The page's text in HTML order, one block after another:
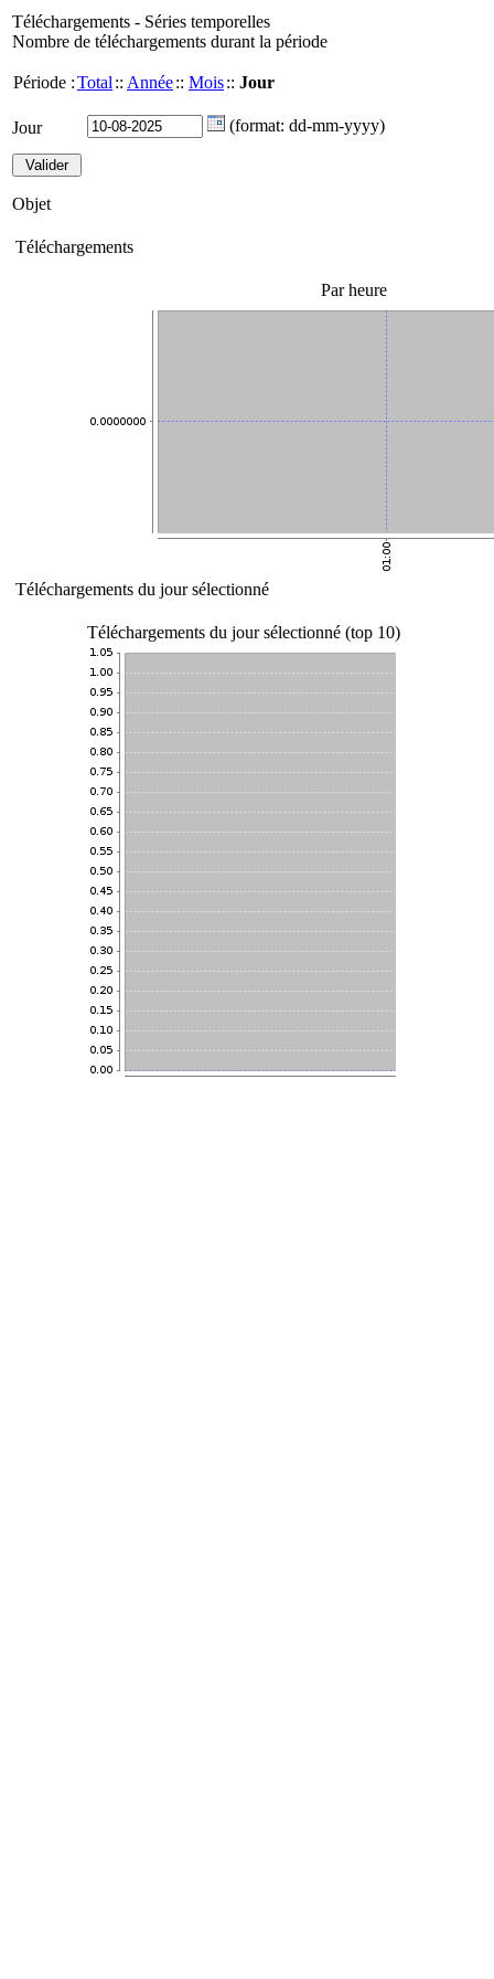
Téléchargements - Séries temporelles
Nombre de téléchargements durant la période
Période :Total :: Année:: Mois:: Jour
Jour (format: dd-mm-yyyy)
Objet
Téléchargements
Par heure
Téléchargements du jour sélectionné
Téléchargements du jour sélectionné (top 10)